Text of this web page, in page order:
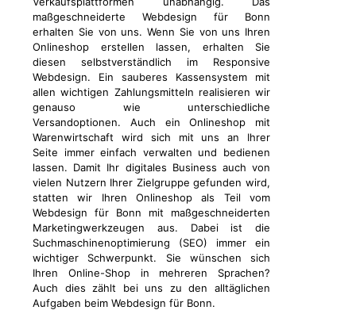
maßgeschneiderte Webdesign für Bonn
erhalten Sie von uns. Wenn Sie von uns Ihren
Onlineshop erstellen lassen, erhalten Sie
diesen selbstverständlich im Responsive
Webdesign. Ein sauberes Kassensystem mit
allen wichtigen Zahlungsmitteln realisieren wir
genauso wie unterschiedliche
Versandoptionen. Auch ein Onlineshop mit
Warenwirtschaft wird sich mit uns an Ihrer
Seite immer einfach verwalten und bedienen
lassen. Damit Ihr digitales Business auch von
vielen Nutzern Ihrer Zielgruppe gefunden wird,
statten wir Ihren Onlineshop als Teil vom
Webdesign für Bonn mit maßgeschneiderten
Marketingwerkzeugen aus. Dabei ist die
Suchmaschinenoptimierung (SEO) immer ein
wichtiger Schwerpunkt. Sie wünschen sich
Ihren Online-Shop in mehreren Sprachen?
Auch dies zählt bei uns zu den alltäglichen
Aufgaben beim Webdesign für Bonn.